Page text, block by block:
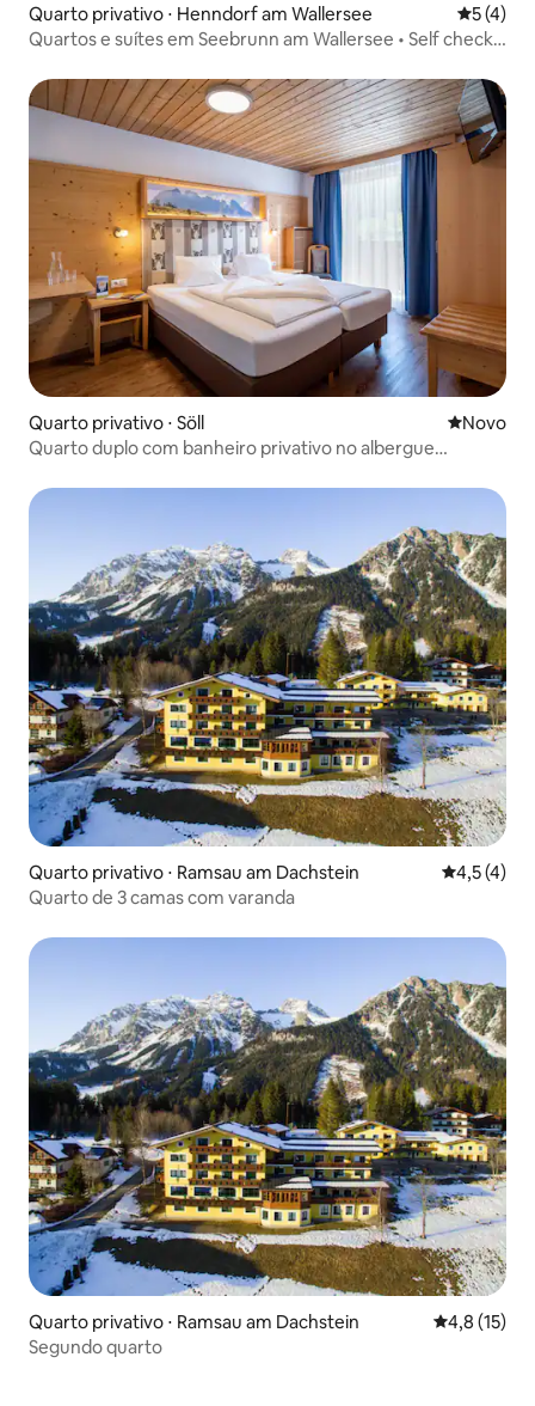
Quarto privativo ⋅ Henndorf am Wallersee 5 de
5 (4)
Quartos e suítes em Seebrunn am Wallersee • Self check-
Quarto privativo ⋅ Söll Novo
Novo
Quarto duplo com banheiro privativo no albergue
Quarto privativo ⋅ Ramsau am Dachstein 4,5 de
4,5 (4)
Quarto de 3 camas com varanda
Quarto privativo ⋅ Ramsau am Dachstein 4,8 de uma
4,8 (15)
Segundo quarto